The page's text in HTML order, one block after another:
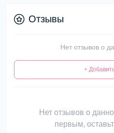
Отзывы
Нет отзывов о
+
Нет отзывов о
первым,